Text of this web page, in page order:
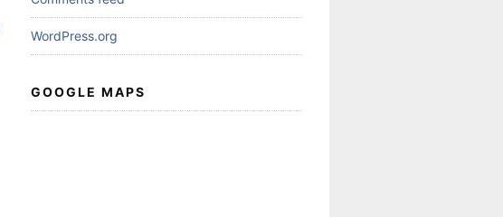
WordPress.org
GOOGLE MAPS